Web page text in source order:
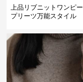
上品リブニットワンピ
プリーツ万能スタイル